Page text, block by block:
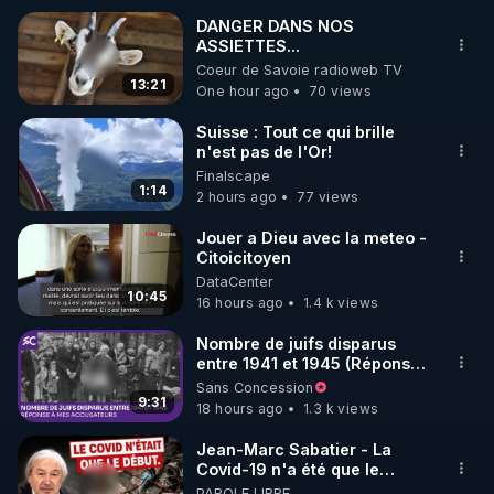
🌱 INSTAGRAM
https://www.instagram.com/rdlr_thierrycasasnovas/
http://rgnr.li/instagram
🌱 LA NEWSLETTER
Pour ne pas rater l’actualité RGNR (stages,
http://rgnr.li/news
🌱 VIDÉOS NON CENSURÉES SUR ODYSEE
Toutes les vidéos Youtube sont aussi sur la
http://rgnr.li/odysee
🌱 LES STAGES EN PRÉSENTIEL
13:21
DANGER DANS NOS
ASSIETTES...
Coeur de Savoie radioweb TV
One hour ago
70 views
1:14
Suisse : Tout ce qui brille
n'est pas de l'Or!
Finalscape
2 hours ago
77 views
10:45
Jouer a Dieu avec la meteo -
Citoicitoyen
DataCenter
16 hours ago
1.4 k views
9:31
Nombre de juifs disparus
entre 1941 et 1945 (Réponse
à mes accusateurs)
Sans Concession
18 hours ago
1.3 k views
Jean-Marc Sabatier - La
Covid-19 n'a été que le
début - L'ARNm & l'ARNm-aa